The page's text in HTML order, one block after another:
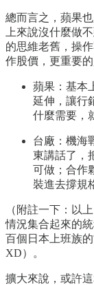
總而言之，蘋果
上來說沒什麼做
的思維老舊，操
作股價，更重要
蘋果：基本
延伸，讓行
什麼需要，
台廠：機海
東講話了，
可做；合作
裝進去撐規
（附註一下：以
情況集合起來的
百個日本上班族
XD）。
擴大來說，或許